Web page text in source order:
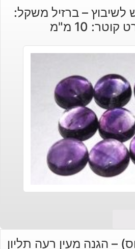
– ברזיל משקל:
– הגנה מעין רעה תליון